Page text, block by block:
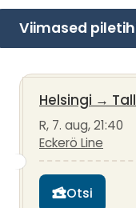
Viimased
Helsingi →
R, 7. aug, 21:40
Eckerö Line
Otsi